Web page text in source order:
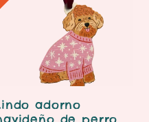
adorno
de perro